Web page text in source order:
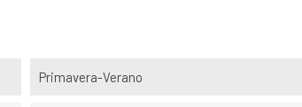
Primavera-Verano